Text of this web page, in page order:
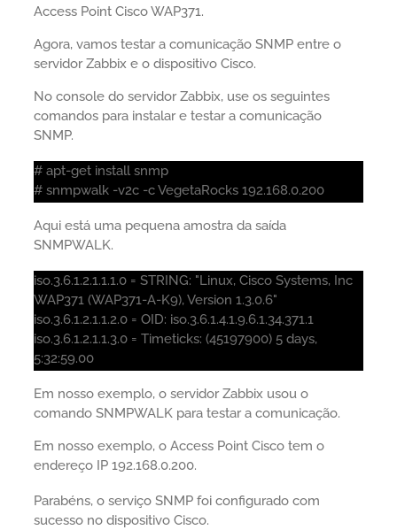
Access Point Cisco WAP371.
Agora, vamos testar a comunicação SNMP entre o
servidor Zabbix e o dispositivo Cisco.
No console do servidor Zabbix, use os seguintes
comandos para instalar e testar a comunicação
SNMP.
# apt-get install snmp
# snmpwalk -v2c -c VegetaRocks 192.168.0.200
Aqui está uma pequena amostra da saída
SNMPWALK.
iso.3.6.1.2.1.1.1.0 = STRING: "Linux, Cisco Systems, Inc
WAP371 (WAP371-A-K9), Version 1.3.0.6"
iso.3.6.1.2.1.1.2.0 = OID: iso.3.6.1.4.1.9.6.1.34.371.1
iso.3.6.1.2.1.1.3.0 = Timeticks: (45197900) 5 days,
5:32:59.00
Em nosso exemplo, o servidor Zabbix usou o
comando SNMPWALK para testar a comunicação.
Em nosso exemplo, o Access Point Cisco tem o
endereço IP 192.168.0.200.
Parabéns, o serviço SNMP foi configurado com
sucesso no dispositivo Cisco.